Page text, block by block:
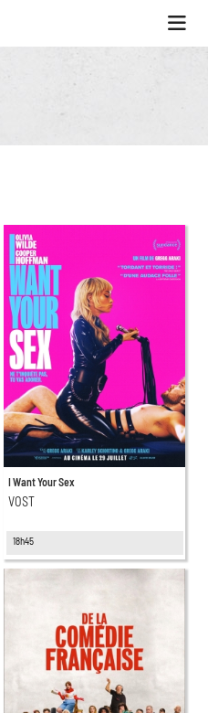
le
menu
I Want Your Sex
VOST
18h45